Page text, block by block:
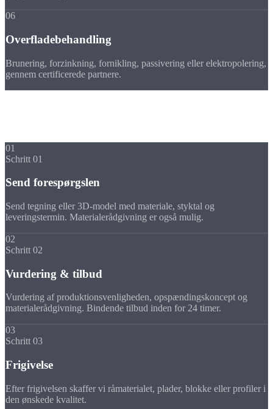
06
Overfladebehandling
Brunering, forzinkning, fornikling, passivering eller elektropolering,
gennem certificerede partnere.
01
Schritt 01
Send forespørgslen
Send tegning eller 3D-model med materiale, styktal og
leveringstermin. Materialerådgivning er også mulig.
02
Schritt 02
Vurdering & tilbud
Vurdering af produktionsvenligheden, opspændingskoncept og
materialerådgivning. Bindende tilbud inden for 24 timer.
03
Schritt 03
Frigivelse
Efter frigivelsen skaffer vi råmaterialet, plader, blokke eller profiler i
den ønskede kvalitet.